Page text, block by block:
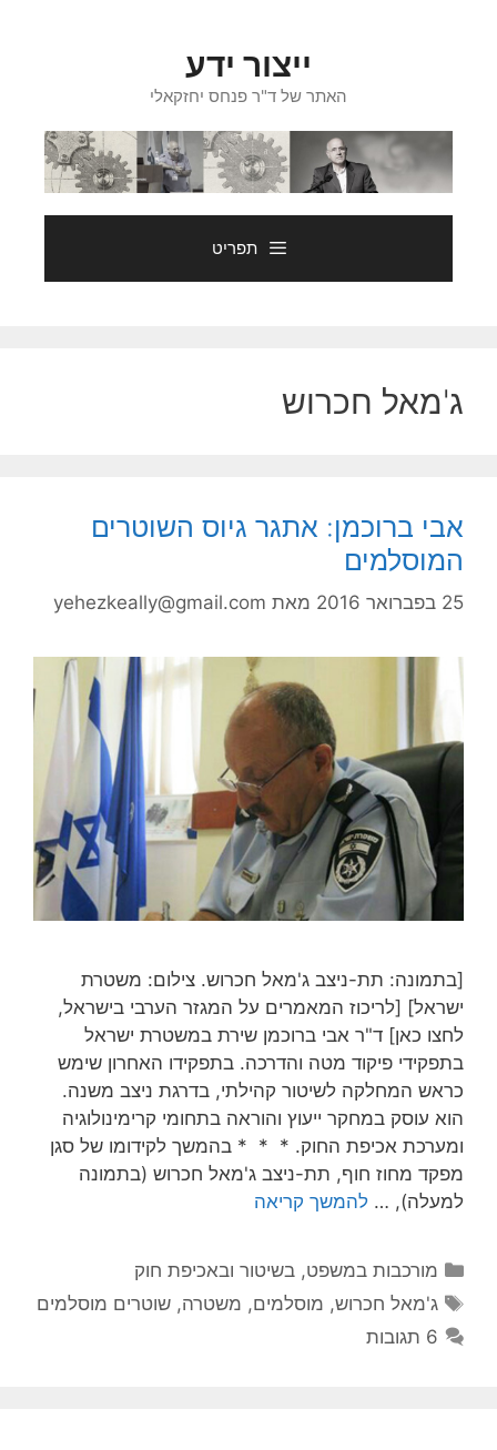
ייצור ידע
האתר של ד"ר פנחס יחזקאלי
תפריט
ג'מאל חכרוש
אבי ברוכמן: אתגר גיוס השוטרים
המוסלמים
25 בפברואר 2016 מאת yehezkeally@gmail.com
[בתמונה: תת-ניצב ג'מאל חכרוש. צילום: משטרת
ישראל] [לריכוז המאמרים על המגזר הערבי בישראל,
לחצו כאן] ד"ר אבי ברוכמן שירת במשטרת ישראל
בתפקידי פיקוד מטה והדרכה. בתפקידו האחרון שימש
כראש המחלקה לשיטור קהילתי, בדרגת ניצב משנה.
הוא עוסק במחקר ייעוץ והוראה בתחומי קרימינולוגיה
ומערכת אכיפת החוק. * * * בהמשך לקידומו של סגן
מפקד מחוז חוף, תת-ניצב ג'מאל חכרוש (בתמונה
למעלה), … להמשך קריאה
קטגוריות
מורכבות במשפט, בשיטור ובאכיפת חוק
תגיות
ג'מאל חכרוש, מוסלמים, משטרה,שוטרים מוסלמים
6 תגובות